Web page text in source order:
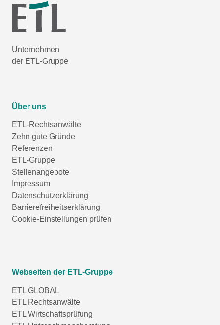
Unternehmen
der ETL-Gruppe
Über uns
ETL-Rechtsanwälte
Zehn gute Gründe
Referenzen
ETL-Gruppe
Stellenangebote
Impressum
Datenschutzerklärung
Barrierefreiheitserklärung
Cookie-Einstellungen prüfen
Webseiten der ETL-Gruppe
ETL GLOBAL
ETL Rechtsanwälte
ETL Wirtschaftsprüfung